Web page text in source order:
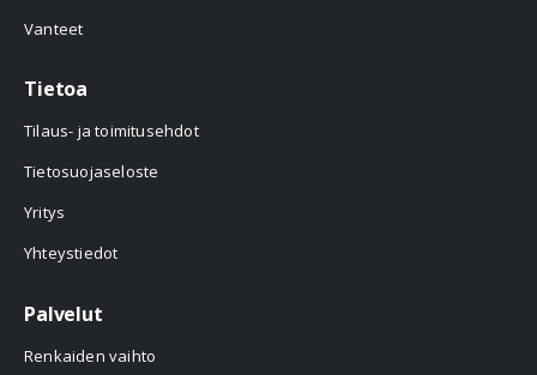
Vanteet
Tietoa
Tilaus- ja toimitusehdot
Tietosuojaseloste
Yritys
Yhteystiedot
Palvelut
Renkaiden vaihto